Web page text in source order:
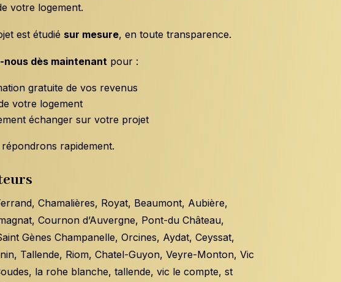
votre logement.
est étudié sur mesure, en toute transparence.
dès maintenant pour :
gratuite de vos revenus
votre logement
échanger sur votre projet
rapidement.
Chamalières, Royat, Beaumont, Aubière,
Cournon d’Auvergne, Pont-du Château,
Gènes Champanelle, Orcines, Aydat, Ceyssat,
Tallende, Riom, Chatel-Guyon, Veyre-Monton, Vic
la rohe blanche, tallende, vic le compte, st